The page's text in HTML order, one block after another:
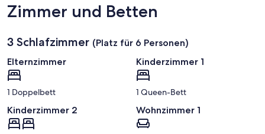
Zimmer und Betten
3 Schlafzimmer (Platz für 6 Personen)
Elternzimmer
1 Doppelbett
Kinderzimmer 1
1 Queen-Bett
Kinderzimmer 2 Wohnzimmer 1